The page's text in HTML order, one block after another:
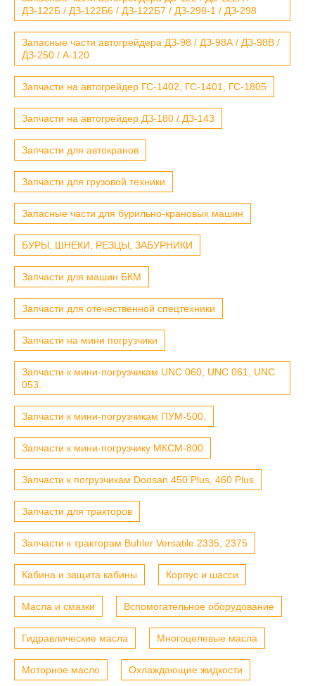
ДЗ-122Б / ДЗ-122Б6 / ДЗ-122Б7 / ДЗ-298-1 / ДЗ-298
Запасные части автогрейдера ДЗ-98 / ДЗ-98А / ДЗ-98В /
ДЗ-250 / А-120
Запчасти на автогрейдер ГС-1402, ГС-1401, ГС-1805
Запчасти на автогрейдер ДЗ-180 / ДЗ-143
Запчасти для автокранов
Запчасти для грузовой техники
Запасные части для бурильно-крановых машин
БУРЫ, ШНЕКИ, РЕЗЦЫ, ЗАБУРНИКИ
Запчасти для машин БКМ
Запчасти для отечественной спецтехники
Запчасти на мини погрузчики
Запчасти к мини-погрузчикам UNC 060, UNC 061, UNC
053.
Запчасти к мини-погрузчикам ПУМ-500.
Запчасти к мини-погрузчику МКСМ-800
Запчасти к погрузчикам Doosan 450 Plus, 460 Plus
Запчасти для тракторов
Запчасти к тракторам Buhler Versatile 2335, 2375
Кабина и защита кабины Корпус и шасси
Масла и смазки Вспомогательное оборудование
Гидравлические масла Многоцелевые масла
Моторное масло Охлаждающие жидкости